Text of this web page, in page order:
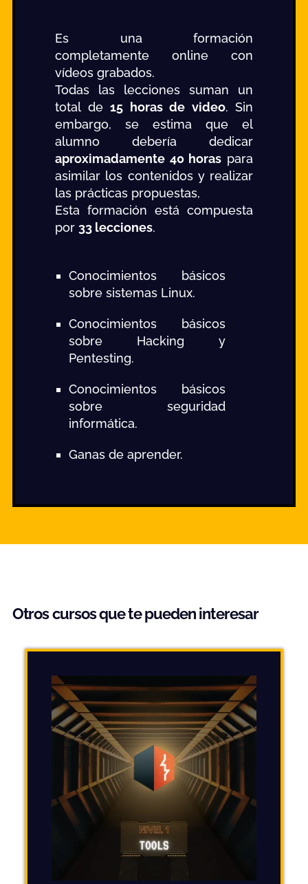
Es una formación
completamente online con
vídeos grabados.
Todas las lecciones suman un
total de 15 horas de video. Sin
embargo, se estima que el
alumno debería dedicar
aproximadamente 40 horas para
asimilar los contenidos y realizar
las prácticas propuestas,
Esta formación está compuesta
por 33 lecciones.
Conocimientos básicos
sobre sistemas Linux.
Conocimientos básicos
sobre Hacking y
Pentesting.
Conocimientos básicos
sobre seguridad
informática.
Ganas de aprender.
Otros cursos que te pueden interesar